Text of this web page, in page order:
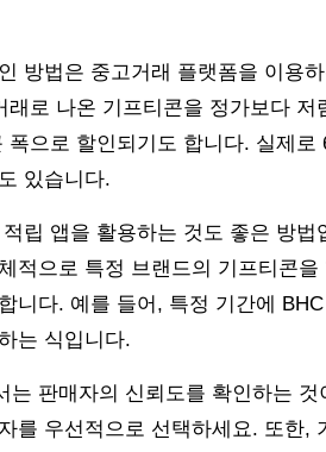
방법은 중고거래 플랫폼을 이용하
래로 나온 기프티콘을 정가보다
폭으로 할인되기도 합니다. 실제
있습니다.
립 앱을 활용하는 것도 좋은 방법
적으로 특정 브랜드의 기프티콘
니다. 예를 들어, 특정 기간에
는 식입니다.
는 판매자의 신뢰도를 확인하는
를 우선적으로 선택하세요. 또한,